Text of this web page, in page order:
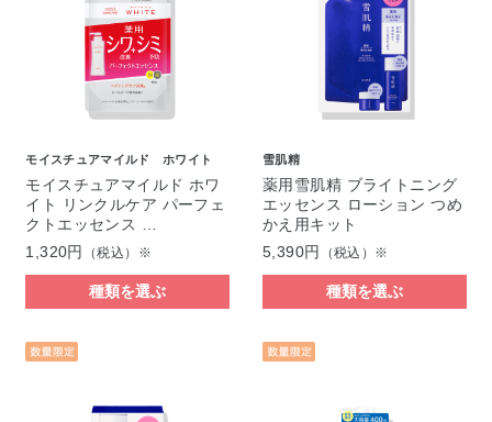
モイスチュアマイルド ホワイト
モイスチュアマイルド ホワ
イト リンクルケア パーフェ
クトエッセンス …
1,320円
（税込）※
種類を選ぶ
雪肌精
薬用雪肌精 ブライトニング
エッセンス ローション つめ
かえ用キット
5,390円
（税込）※
種類を選ぶ